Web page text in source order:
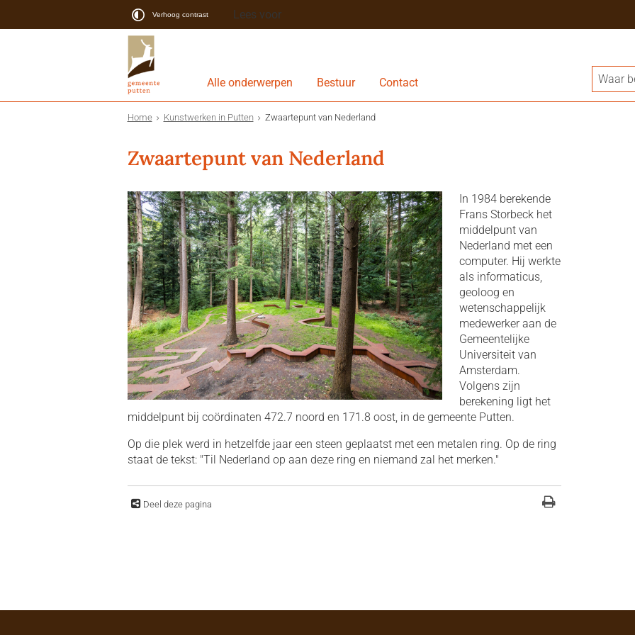
Verhoog contrast Lees voor
Alle onderwerpen Bestuur Contact
Home Kunstwerken in Putten Zwaartepunt van Nederland
Zwaartepunt van Nederland
In 1984 berekende
Frans Storbeck het
middelpunt van
Nederland met een
computer. Hij werkte
als informaticus,
geoloog en
wetenschappelijk
medewerker aan de
Gemeentelijke
Universiteit van
Amsterdam.
Volgens zijn
berekening ligt het
middelpunt bij coördinaten 472.7 noord en 171.8 oost, in de gemeente Putten.
Op die plek werd in hetzelfde jaar een steen geplaatst met een metalen ring. Op de ring
staat de tekst: "Til Nederland op aan deze ring en niemand zal het merken."
Deel deze pagina